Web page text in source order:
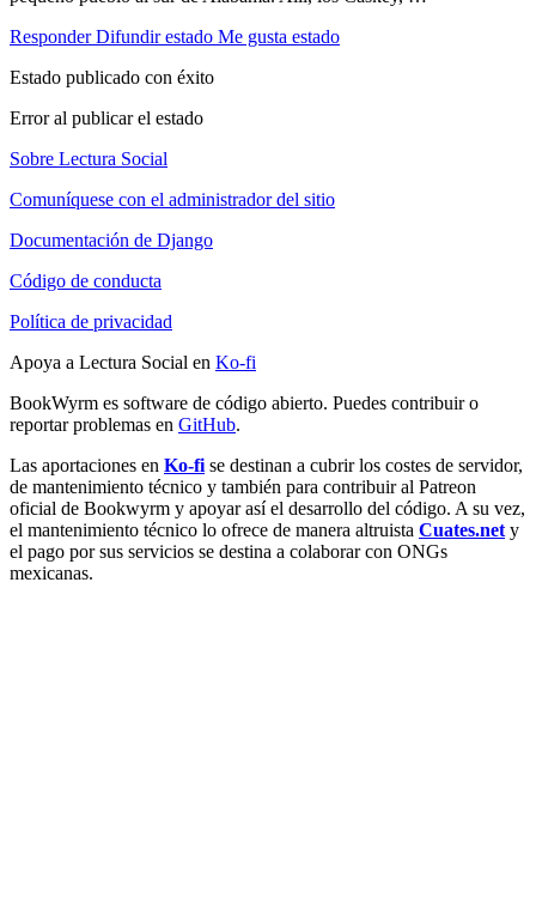
Responder Difundir estado Me gusta estado
Estado publicado con éxito
Error al publicar el estado
Sobre Lectura Social
Comuníquese con el administrador del sitio
Documentación de Django
Código de conducta
Política de privacidad
Apoya a Lectura Social en Ko-fi
BookWyrm es software de código abierto. Puedes contribuir o
reportar problemas en GitHub.
Las aportaciones en Ko-fi se destinan a cubrir los costes de servidor,
de mantenimiento técnico y también para contribuir al Patreon
oficial de Bookwyrm y apoyar así el desarrollo del código. A su vez,
el mantenimiento técnico lo ofrece de manera altruista Cuates.net y
el pago por sus servicios se destina a colaborar con ONGs
mexicanas.